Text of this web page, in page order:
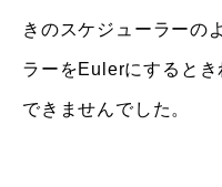
きのスケジューラーの
ラーをEulerにすると
できませんでした。